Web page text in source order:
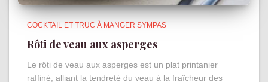
COCKTAIL ET TRUC À MANGER SYMPAS
Rôti de veau aux asperges
Le rôti de veau aux asperges est un plat printanier
raffiné, alliant la tendreté du veau à la fraîcheur des